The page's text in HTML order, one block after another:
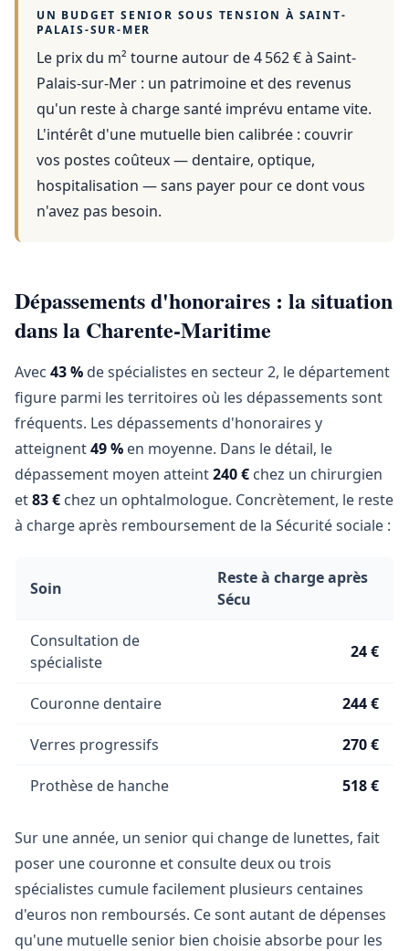
UN BUDGET SENIOR SOUS TENSION À SAINT-
PALAIS-SUR-MER
Le prix du m² tourne autour de 4 562 €à Saint-
Palais-sur-Mer : un patrimoine et des revenus
qu'un reste à charge santé imprévu entame vite.
L'intérêt d'une mutuelle bien calibrée : couvrir
vos postes coûteux — dentaire, optique,
hospitalisation — sans payer pour ce dont vous
n'avez pas besoin.
Dépassements d'honoraires : la situation
dans la Charente-Maritime
Avec 43 % de spécialistes en secteur 2, le département
figure parmi les territoires où les dépassements sont
fréquents. Les dépassements d'honoraires y
atteignent49 % en moyenne. Dans le détail, le
dépassement moyen atteint240 € chez un chirurgien
et83 € chez un ophtalmologue. Concrètement, le reste
à charge après remboursement de la Sécurité sociale :
Soin
Reste à charge après
Sécu
Consultation de
spécialiste
24 €
Couronne dentaire 244 €
Verres progressifs 270 €
Prothèse de hanche 518 €
Sur une année, un senior qui change de lunettes, fait
poser une couronne et consulte deux ou trois
spécialistes cumule facilement plusieurs centaines
d'euros non remboursés. Ce sont autant de dépenses
qu'une mutuelle senior bien choisie absorbe pour les